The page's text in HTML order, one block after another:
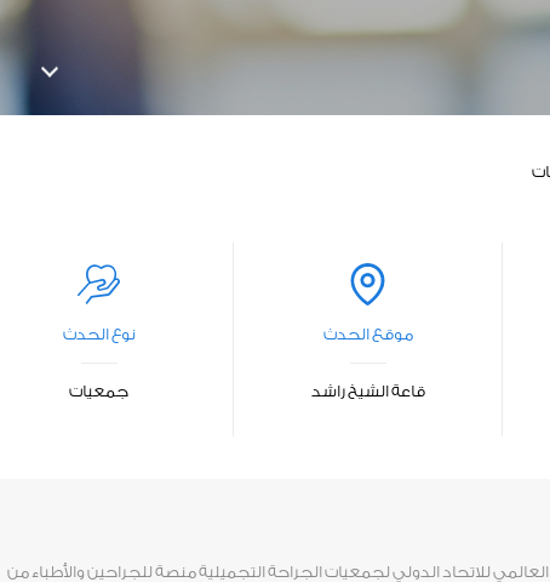
موقع الحدث
قاعة الشيخ راشد
نوع الحدث
جمعيات
العالمي للاتحاد الدولي لجمعيات الجراحة التجميلية منصة للجراحين والأطباء من